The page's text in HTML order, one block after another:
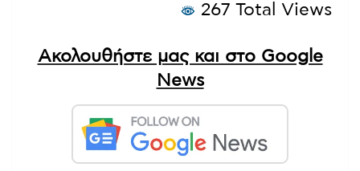
267 Total Views
Ακολουθήστε μας και στο Google
News